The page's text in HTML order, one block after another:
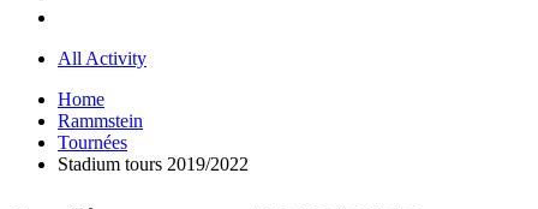
All Activity
Home
Rammstein
Tournées
Stadium tours 2019/2022